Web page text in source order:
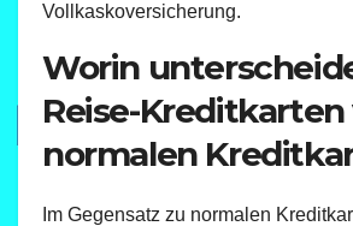
Vollkaskoversicherung.
Worin
Reise-Kreditkarten
normalen
Im Gegensatz zu normalen